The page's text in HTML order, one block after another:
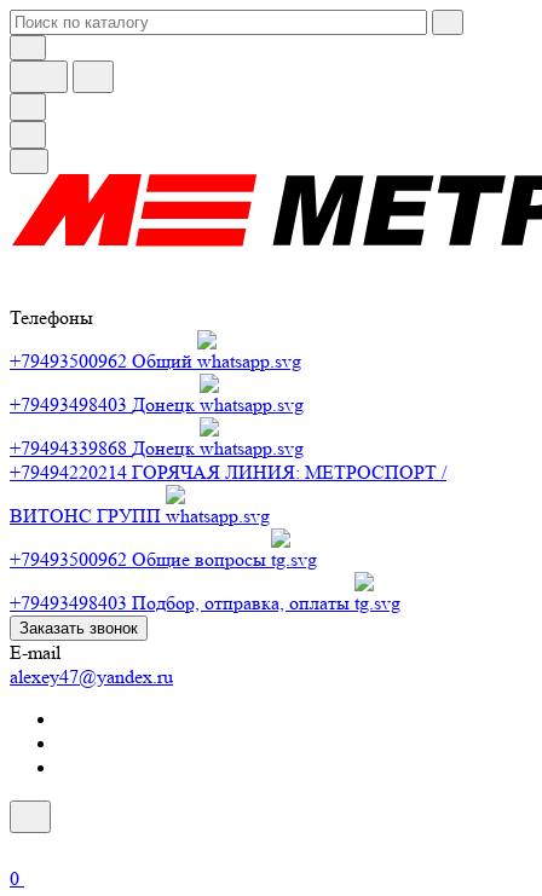
Телефоны
+79493500962 Общий
+79493498403 Донецк
+79494339868 Донецк
+79494220214 ГОРЯЧАЯ ЛИНИЯ: МЕТРОСПОРТ /
ВИТОНС ГРУПП
+79493500962 Общие вопросы
+79493498403 Подбор, отправка, оплаты
Заказать звонок
E-mail
alexey47@yandex.ru
0